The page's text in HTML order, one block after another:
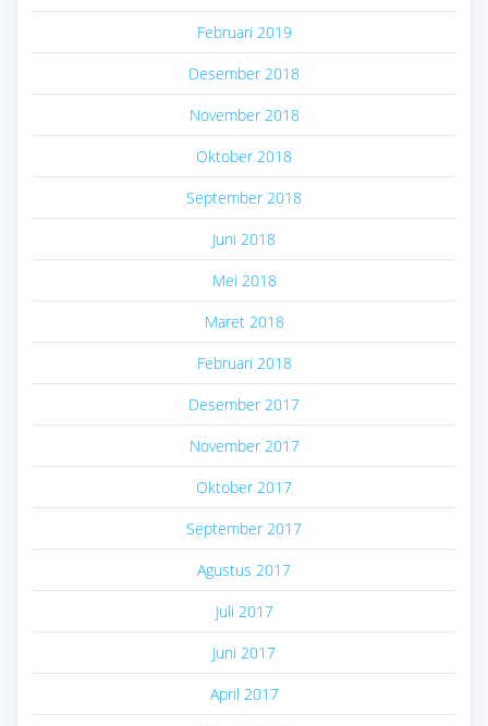
Februari 2019
Desember 2018
November 2018
Oktober 2018
September 2018
Juni 2018
Mei 2018
Maret 2018
Februari 2018
Desember 2017
November 2017
Oktober 2017
September 2017
Agustus 2017
Juli 2017
Juni 2017
April 2017